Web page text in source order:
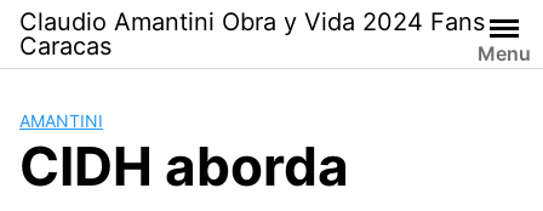
Saltar
contenido
Claudio Amantini Obra y Vida 2024 Fans
Caracas
Menu
AMANTINI
CIDH aborda